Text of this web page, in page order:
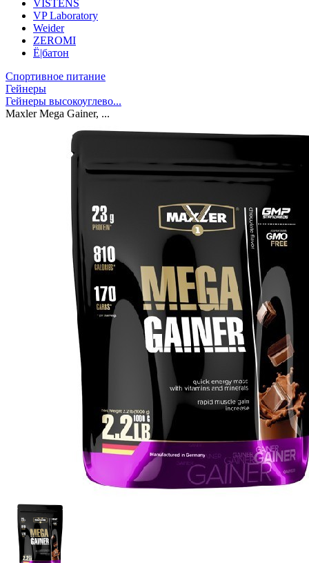
VISTENS
VP Laboratory
Weider
ZEROMI
Ё|батон
Спортивное питание
Гейнеры
Гейнеры высокоуглево...
Maxler Mega Gainer, ...